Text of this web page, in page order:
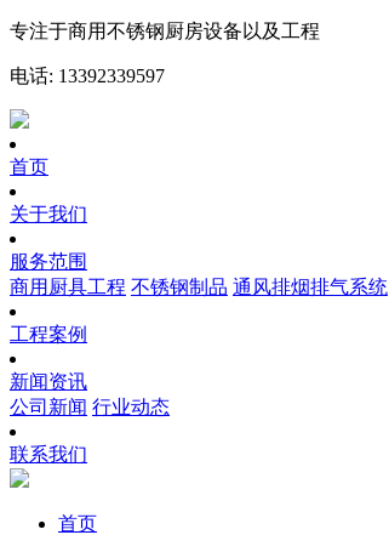
专注于商用不锈钢厨房设备以及工程
电话: 13392339597
首页
关于我们
服务范围
商用厨具工程 不锈钢制品 通风排烟排气系统
工程案例
新闻资讯
公司新闻 行业动态
联系我们
首页